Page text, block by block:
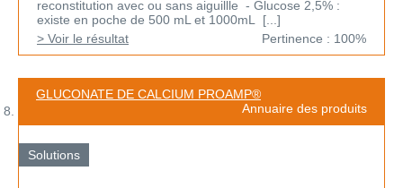
reconstitution avec ou sans aiguillle - Glucose 2,5% :
existe en poche de 500 mL et 1000mL [...]
> Voir le résultat
Pertinence : 100%
GLUCONATE DE CALCIUM PROAMP®
Annuaire des produits
Solutions